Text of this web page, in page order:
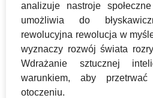
analizuje nastroje
umożliwia do
rewolucyjna rewolucja w
wyznaczy rozwój świata
Wdrażanie sztucznej
warunkiem, aby
otoczeniu.